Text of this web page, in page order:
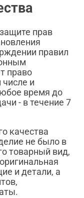
прав
правил
право
числе и
время до
- в течение 7
качества
не было в
товарный вид,
и детали, а